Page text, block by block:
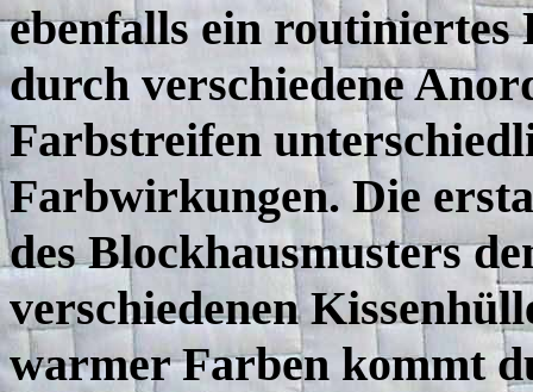
ebenfalls ein routiniertes
durch verschiedene
Farbstreifen
Farbwirkungen. Die
des Blockhausmusters
verschiedenen
warmer Farben kommt